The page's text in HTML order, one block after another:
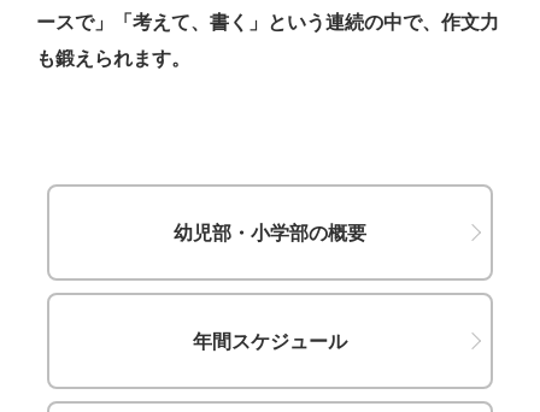
ースで」「考えて、書く」という連続の中で、作文力
も鍛えられます。
幼児部・小学部の概要
年間スケジュール